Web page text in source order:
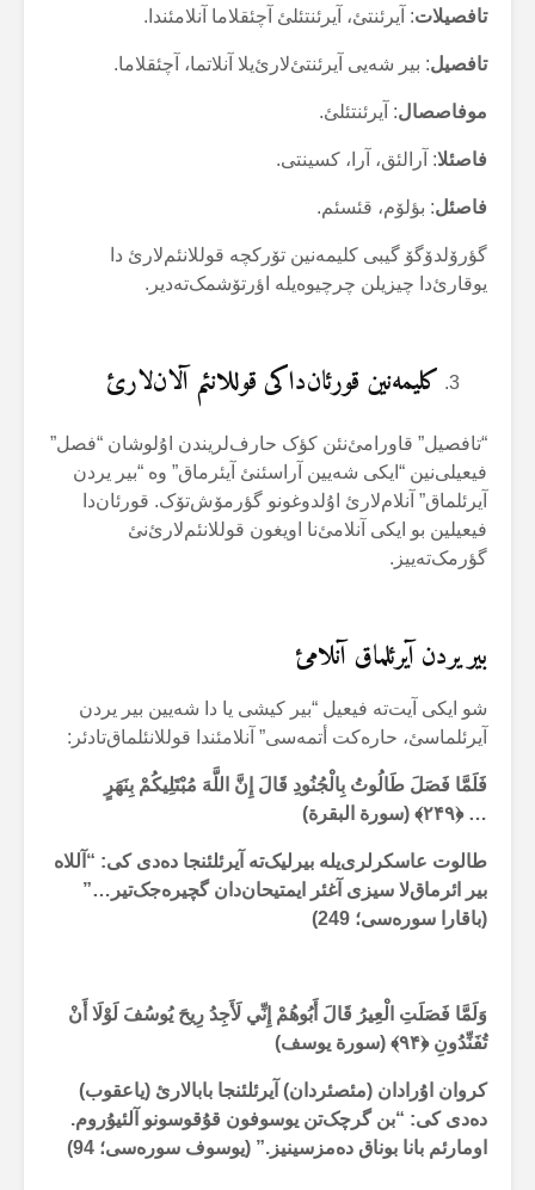
تافصیلات: آیرئنتئ، آیرئنتئلئ آچئقلاما آنلامئندا.
تافصیل: بیر شەیی آیرئنتئ‌لارئ‌یلا آنلاتما، آچئقلاما.
موفاصصال: آیرئنتئلئ.
فاصئلا: آرالئق، آرا، کسینتی.
فاصئل: بؤلۆم، قئسئم.
گؤرۆلدۆگۆ گیبی کلیمەنین تۆرکچە قوللانئم‌لارئ دا
یوقارئ‌دا چیزیلن چرچیوەیلە اؤرتۆشمک‌تەدیر.
کلیمەنین قورئان‌داکی قوللانئم آلان‌لارئ
“تافصیل” قاورامئ‌نئن کؤک حارف‌لریندن اۇلوشان “فصل”
فیعیلی‌نین “ایکی شەیین آراسئنئ آیئرماق” وە “بیر یردن
آیرئلماق” آنلام‌لارئ اۇلدوغونو گؤرمۆش‌تۆک. قورئان‌دا
فیعیلین بو ایکی آنلامئ‌نا اویغون قوللانئم‌لارئ‌نئ
گؤرمک‌تەییز.
بیر یردن آیرئلماق آنلامئ
شو ایکی آیت‌تە فیعیل “بیر کیشی یا دا شەیین بیر یردن
آیرئلماسئ، حارەکت أتمەسی” آنلامئندا قوللانئلماق‌تادئر:
فَلَمَّا فَصَلَ طَالُوتُ بِالْجُنُودِ قَالَ إِنَّ اللَّهَ مُبْتَلِيكُمْ بِنَهَرٍ
… ﴿۲۴۹﴾ (سورة البقرة)
طالوت عاسکرلری‌یلە بیرلیک‌تە آیرئلئنجا دەدی کی: “آللاە
بیر ائرماق‌لا سیزی آغئر ایمتیحان‌دان گچیرەجک‌تیر…”
(باقارا سورەسی؛ 249)
وَلَمَّا فَصَلَتِ الْعِيرُ قَالَ أَبُوهُمْ إِنِّي لَأَجِدُ رِيحَ يُوسُفَ لَوْلَا أَنْ
تُفَنِّدُونِ ﴿۹۴﴾ (سورة یوسف)
کروان اۇرادان (مئصئردان) آیرئلئنجا بابالارئ (یاعقوب)
دەدی کی: “بن گرچک‌تن یوسوفون قۇقوسونو آلئیۇروم.
اومارئم بانا بوناق دەمزسینیز.” (یوسوف سورەسی؛ 94)